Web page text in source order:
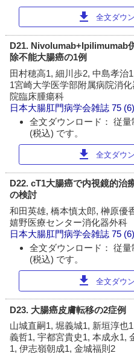
download 全文ダウ
D21. Nivolumab+Ipilimumab
除不能大腸癌の1例
田村穂高1, 細川歩2, 中島孝治
1宮崎大学医学部附属病院消
院臨床腫瘍科
日本大腸肛門病学会雑誌 75
全文ダウンロード： 従
(税込) です。
download 全文ダウ
D22. cT1大腸癌で内視鏡的治
の検討
和田英雄, 橋本慎太郎, 榊原優
嬉野医療センター消化器外科
日本大腸肛門病学会雑誌 75
全文ダウンロード： 従
(税込) です。
download 全文ダウ
D23. 大腸癌皮膚転移の2症例
山城直嗣1, 堀義城1, 新垣淳也
義哲1, 宇都宮貴史1, 本成永1,
1, 伊志嶺朝成1, 金城福則2